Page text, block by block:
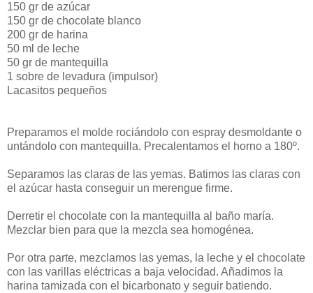
150 gr de azúcar
150 gr de chocolate blanco
200 gr de harina
50 ml de leche
50 gr de mantequilla
1 sobre de levadura (impulsor)
Lacasitos pequeños
Preparamos el molde rociándolo con espray desmoldante o
untándolo con mantequilla. Precalentamos el horno a 180º.
Separamos las claras de las yemas. Batimos las claras con
el azúcar hasta conseguir un merengue firme.
Derretir el chocolate con la mantequilla al baño maría.
Mezclar bien para que la mezcla sea homogénea.
Por otra parte, mezclamos las yemas, la leche y el chocolate
con las varillas eléctricas a baja velocidad. Añadimos la
harina tamizada con el bicarbonato y seguir batiendo.